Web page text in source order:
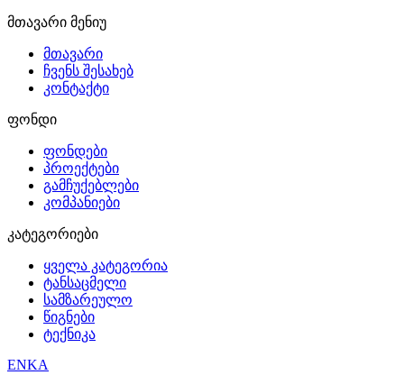
მთავარი მენიუ
მთავარი
ჩვენს შესახებ
კონტაქტი
ფონდი
ფონდები
პროექტები
გამჩუქებლები
კომპანიები
კატეგორიები
ყველა კატეგორია
ტანსაცმელი
სამზარეულო
წიგნები
ტექნიკა
ENKA